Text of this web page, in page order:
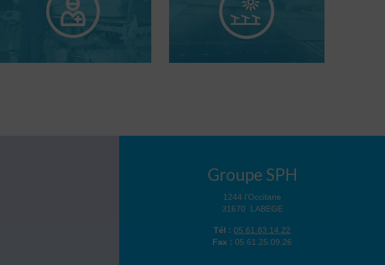
Groupe SPH
1244 l’Occitane
31670 LABEGE
Tél : 05.61.83.14.22
Fax : 05.61.25.09.26